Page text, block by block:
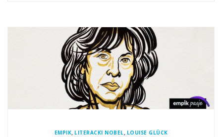
EMPIK, LITERACKI NOBEL, LOUISE GLÜCK